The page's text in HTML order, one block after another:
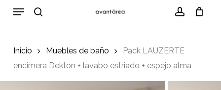
Menu
Inicio Muebles de baño
Pack LAUZERTE
encimera Dekton + lavabo estriado + espejo alma